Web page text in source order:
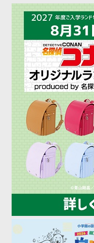
なってきましたが、皆さ
んのご家庭ではいかがで
しょうか？この機会にぜ
ひ家庭でできる食育につ
[…]